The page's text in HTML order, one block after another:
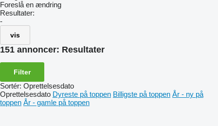
Foreslå en ændring
Resultater:
-
vis
151 annoncer: Resultater
Filter
Sortér: Oprettelsesdato
Oprettelsesdato Dyreste på toppen Billigste på toppen År - ny på
toppen År - gamle på toppen